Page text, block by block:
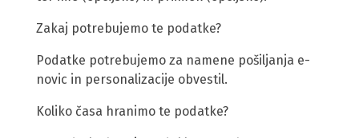
Zakaj potrebujemo te podatke?
Podatke potrebujemo za namene pošiljanja e-
novic in personalizacije obvestil.
Koliko časa hranimo te podatke?